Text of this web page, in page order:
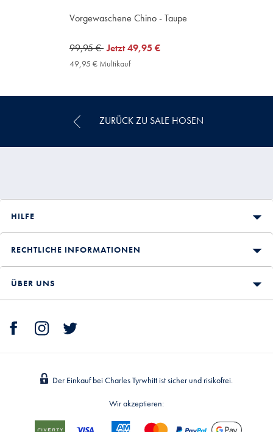
Vorgewaschene Chino - Taupe
was
99,95
99,95 € now
49,95
Jetzt49,95 €
49,95 € Multikauf49,95
Price
ZURÜCK ZU SALE HOSEN
HILFE
RECHTLICHE INFORMATIONEN
ÜBER UNS
Der Einkauf bei Charles Tyrwhitt ist sicher und risikofrei.
Wir akzeptieren: